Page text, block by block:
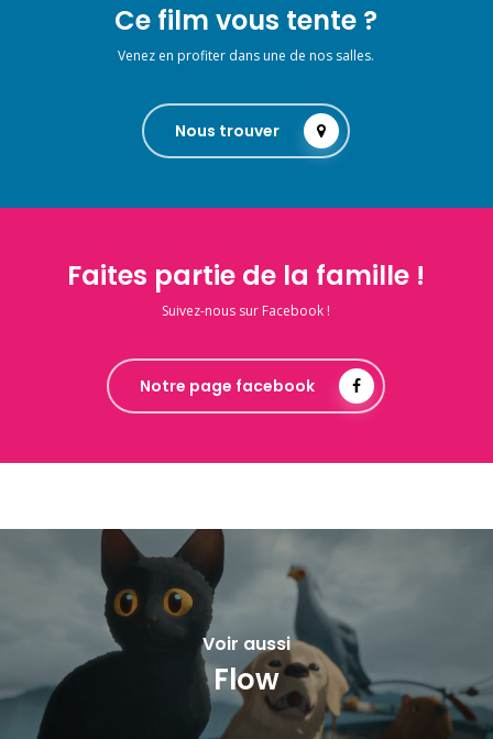
Ce film vous tente ?
Venez en profiter dans une de nos salles.
Nous trouver
Faites partie de la famille !
Suivez-nous sur Facebook !
Notre page facebook
Voir aussi
Flow